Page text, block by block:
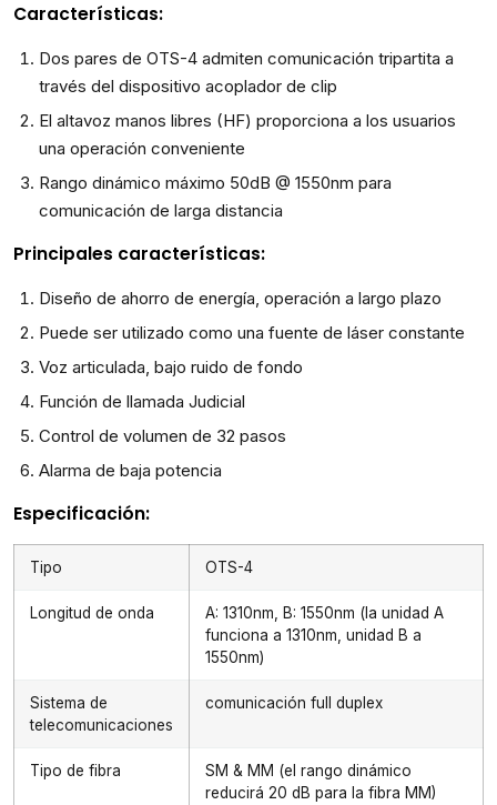
Características:
Dos pares de OTS-4 admiten comunicación tripartita a
través del dispositivo acoplador de clip
El altavoz manos libres (HF) proporciona a los usuarios
una operación conveniente
Rango dinámico máximo 50dB @ 1550nm para
comunicación de larga distancia
Principales características:
Diseño de ahorro de energía, operación a largo plazo
Puede ser utilizado como una fuente de láser constante
Voz articulada, bajo ruido de fondo
Función de llamada Judicial
Control de volumen de 32 pasos
Alarma de baja potencia
Especificación:
Tipo OTS-4
Longitud de onda
A: 1310nm, B: 1550nm (la unidad A
funciona a 1310nm, unidad B a
1550nm)
Sistema de
telecomunicaciones
comunicación full duplex
Tipo de fibra
SM & MM (el rango dinámico
reducirá 20 dB para la fibra MM)